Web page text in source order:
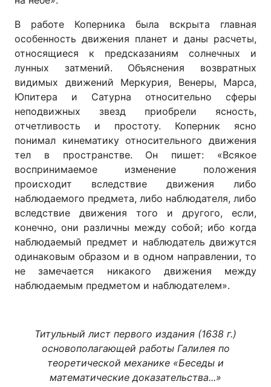
В работе Коперника была вскрыта главная
особенность движения планет и даны расчеты,
относящиеся к предсказаниям солнечных и
лунных затмений. Объяснения возвратных
видимых движений Меркурия, Венеры, Марса,
Юпитера и Сатурна относительно сферы
неподвижных звезд приобрели ясность,
отчетливость и простоту. Коперник ясно
понимал кинематику относительного движения
тел в пространстве. Он пишет: «Всякое
воспринимаемое изменение положения
происходит вследствие движения либо
наблюдаемого предмета, либо наблюдателя, либо
вследствие движения того и другого, если,
конечно, они различны между собой; ибо когда
наблюдаемый предмет и наблюдатель движутся
одинаковым образом и в одном направлении, то
не замечается никакого движения между
наблюдаемым предметом и наблюдателем».
Титульный лист первого издания (1638 г.)
основополагающей работы Галилея по
теоретической механике «Беседы и
математические доказательства...»